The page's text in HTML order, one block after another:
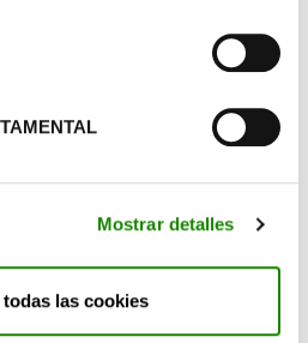
Mostrar detalles
las cookies